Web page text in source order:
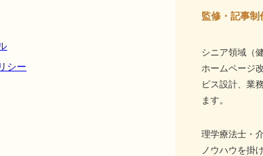
シー
監修・記事
シニア領域（
ホームページ
ビス設計、業
ます。
理学療法士・
ノウハウを掛